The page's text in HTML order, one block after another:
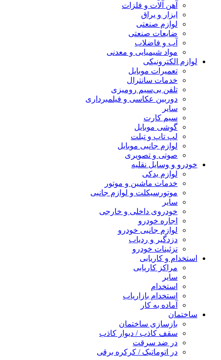
آهن آلات و فلزات
ابزار و یراق
لوازم صنعتی
ضایعات صنعتی
آب و فاضلاب
مواد شیمیایی و معدنی
لوازم الکترونیکی
تعمیرات موبایل
خدمات سانترال
تلفن بی‌سیم رومیزی
دوربین عکاسی و فیلمبرداری
سایر
سیم کارت
گوشی موبایل
لپ تاپ و تبلت
لوازم جانبی موبایل
صوتی و تصویری
خودرو و وسایل نقلیه
لوازم یدکی
خدمات ماشین و موتور
موتورسیکلت و لوازم جانبی
سایر
خودروی داخلی و خارجی
اجاره خودرو
لوازم جانبی خودرو
دزدگیر و ردیاب
تزئینات خودرو
استخدام و کاریابی
مراکز کاریابی
سایر
استخدام
استخدام بازاریاب
آماده به کار
ساختمان
بازسازی ساختمان
سقف کاذب / دیوار کاذب
در ضد سرقت
در اتوماتیک / کرکره برقی